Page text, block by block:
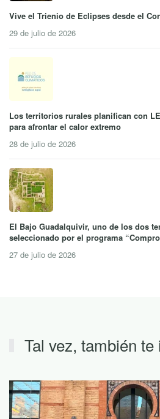
Vive el Trienio de Eclipses desde el
29 de julio de 2026
Los territorios rurales planifican con
para afrontar el calor extremo
28 de julio de 2026
El Bajo Guadalquivir, uno de los dos
seleccionado por el programa
27 de julio de 2026
Tal vez, también